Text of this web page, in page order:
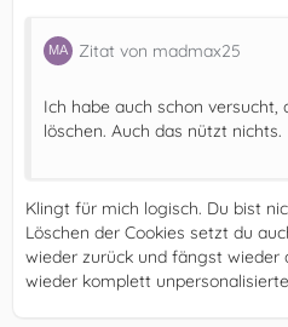
Zitat von madmax25
Ich habe auch schon versucht,
löschen. Auch das nützt nichts.
Klingt für mich logisch. Du bist
Löschen der Cookies setzt du
wieder zurück und fängst wieder
wieder komplett